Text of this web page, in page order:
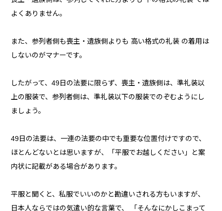
よくありません。
また、参列者側も喪主・遺族側よりも 高い格式の礼装 の着用は
しないのがマナーです。
したがって、49日の法要に限らず、喪主・遺族側は、準礼装以
上の服装で、参列者側は、準礼装以下の服装でのぞむようにし
ましょう。
49日の法要は、一連の法要の中でも重要な位置付けですので、
ほとんどないとは思いますが、「平服でお越しください」と案
内状に記載がある場合があります。
平服と聞くと、私服でいいのかと勘違いされる方もいますが、
日本人ならではの気遣い的な言葉で、 「そんなにかしこまって